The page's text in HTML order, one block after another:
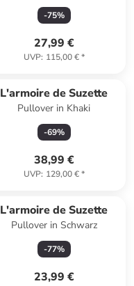
-75%
27,99 €
UVP: 115,00 €*
L'armoire de Suzette
Pullover in Khaki
-69%
38,99 €
UVP: 129,00 €*
L'armoire de Suzette
Pullover in Schwarz
-77%
23,99 €